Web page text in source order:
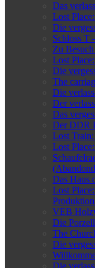
Das
Lost
Die
Schloss T
Zu
Lost
Die
The
Die
Der
Das
Der DDR
Lost
Lost
Das Haus
Lost
VEB
Die
The
Die
Die